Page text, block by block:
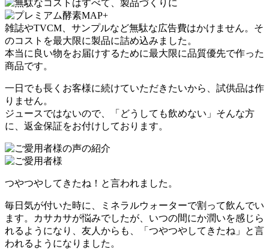
雑誌やTVCM、サンプルなど無駄な広告費はかけません。そ
のコストを最大限に製品に詰め込みました。
本当に良い物をお届けするために最大限に品質優先で作った
商品です。
一日でも長くお客様に続けていただきたいから、試供品は作
りません。
ジュースではないので、「どうしても飲めない」そんな方
に、返金保証をお付けしております。
つやつやしてきたね！と言われました。
毎日気が付いた時に、ミネラルウォーターで割って飲んでい
ます。カサカサが悩みでしたが、いつの間にか潤いを感じら
れるようになり、友人からも、「つやつやしてきたね」と言
われるようになりました。